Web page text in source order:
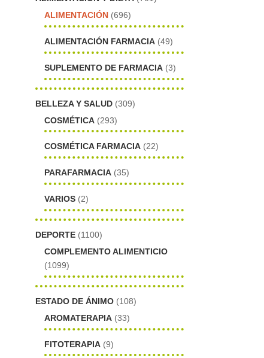
ALIMENTACIÓN (696)
ALIMENTACIÓN FARMACIA (49)
SUPLEMENTO DE FARMACIA (3)
BELLEZA Y SALUD (309)
COSMÉTICA (293)
COSMÉTICA FARMACIA (22)
PARAFARMACIA (35)
VARIOS (2)
DEPORTE (1100)
COMPLEMENTO ALIMENTICIO
(1099)
ESTADO DE ÁNIMO (108)
AROMATERAPIA (33)
FITOTERAPIA (9)